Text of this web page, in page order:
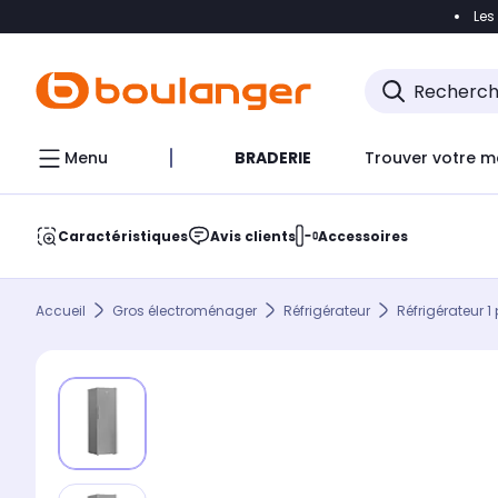
Accéder
Menu BRADERIE Trouver votre
Caractéristiques Avis clients Accessoires
Accueil Gros électroménager Réfrigérateur Réfrigérateur 1